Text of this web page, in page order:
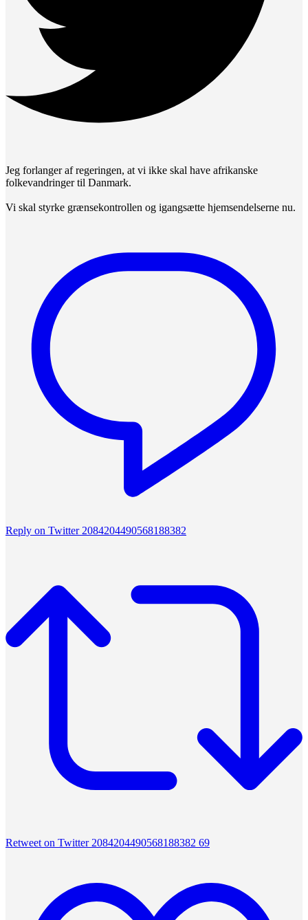
Jeg forlanger af regeringen, at vi ikke skal have afrikanske
folkevandringer til Danmark.
Vi skal styrke grænsekontrollen og igangsætte hjemsendelserne nu.
Reply on Twitter 2084204490568188382
Retweet on Twitter 2084204490568188382 69